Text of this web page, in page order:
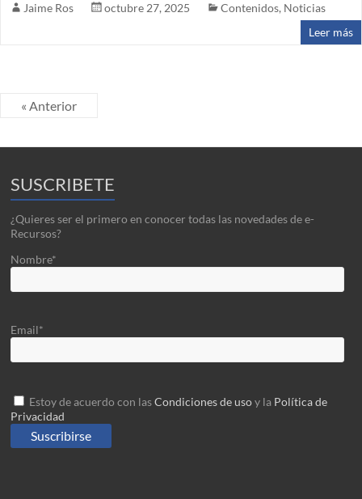
Jaime Ros octubre 27, 2025 Contenidos, Noticias
Leer más
« Anterior
SUSCRIBETE
¿Quieres ser el primero en conocer todas las novedades de e-
Recursos?
Nombre*
Email*
Estoy de acuerdo con lasCondiciones de usoy la Política de
Privacidad